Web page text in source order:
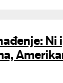
Ni